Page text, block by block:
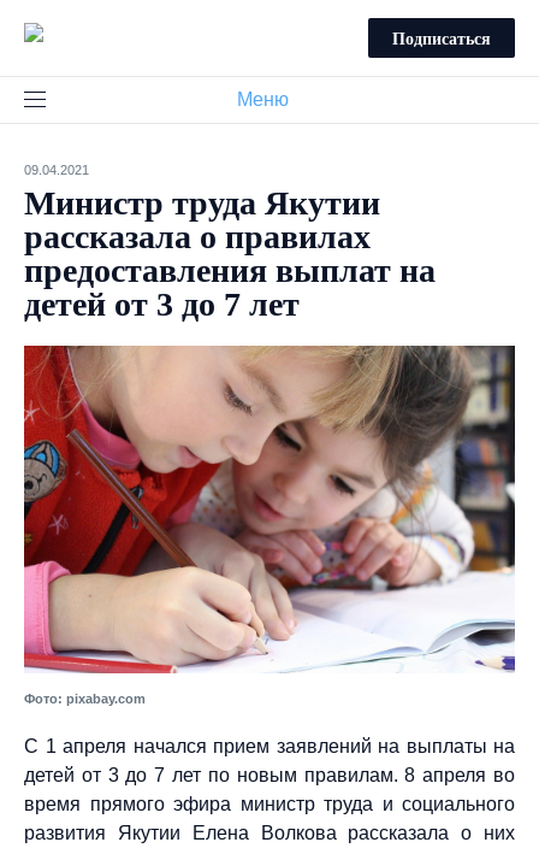
Подписаться
Меню
09.04.2021
Министр труда Якутии
рассказала о правилах
предоставления выплат на
детей от 3 до 7 лет
Фото: pixabay.com
С 1 апреля начался прием заявлений на выплаты на
детей от 3 до 7 лет по новым правилам. 8 апреля во
время прямого эфира министр труда и социального
развития Якутии Елена Волкова рассказала о них